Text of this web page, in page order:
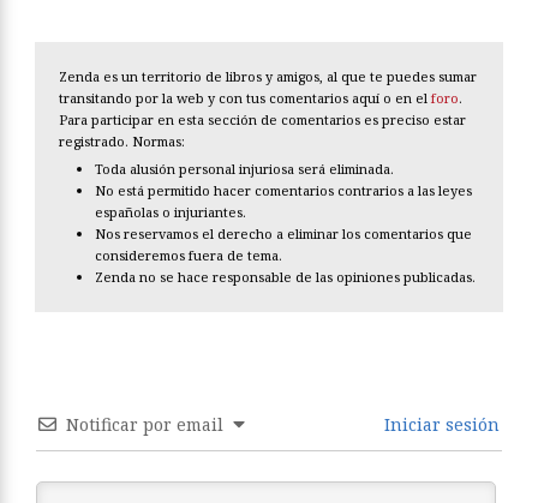
Zenda es un territorio de libros y amigos, al que te puedes sumar
transitando por la web y con tus comentarios aquí o en el foro.
Para participar en esta sección de comentarios es preciso estar
registrado. Normas:
Toda alusión personal injuriosa será eliminada.
No está permitido hacer comentarios contrarios a las leyes
españolas o injuriantes.
Nos reservamos el derecho a eliminar los comentarios que
consideremos fuera de tema.
Zenda no se hace responsable de las opiniones publicadas.
Notificar por email Iniciar sesión